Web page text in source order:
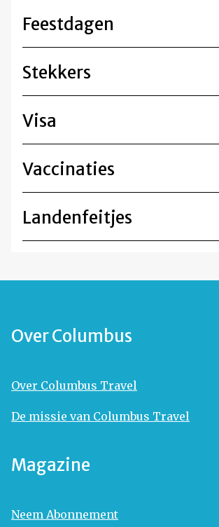
Feestdagen
Stekkers
Visa
Vaccinaties
Landenfeitjes
Over Columbus
Over Columbus Travel
De missie van Columbus Travel
Magazine
Neem Abonnement